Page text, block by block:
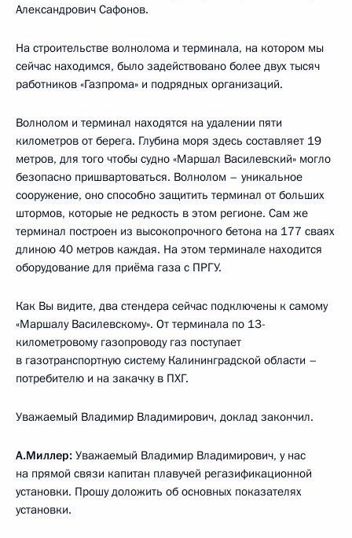
Александрович Сафонов.
На строительстве волнолома и терминала, на котором мы
сейчас находимся, было задействовано более двух тысяч
работников «Газпрома» и подрядных организаций.
Волнолом и терминал находятся на удалении пяти
километров от берега. Глубина моря здесь составляет 19
метров, для того чтобы судно «Маршал Василевский» могло
безопасно пришвартоваться. Волнолом – уникальное
сооружение, оно способно защитить терминал от больших
штормов, которые не редкость в этом регионе. Сам же
терминал построен из высокопрочного бетона на 177 сваях
длиною 40 метров каждая. На этом терминале находится
оборудование для приёма газа с ПРГУ.
Как Вы видите, два стендера сейчас подключены к самому
«Маршалу Василевскому». От терминала по 13-
километровому газопроводу газ поступает
в газотранспортную систему Калининградской области –
потребителю и на закачку в ПХГ.
Уважаемый Владимир Владимирович, доклад закончил.
А.Миллер: Уважаемый Владимир Владимирович, у нас
на прямой связи капитан плавучей регазификационной
установки. Прошу доложить об основных показателях
установки.